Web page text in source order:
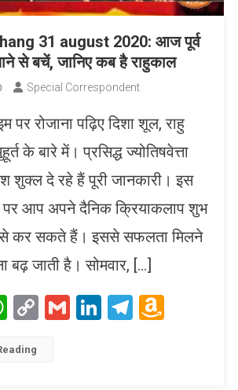
31 august 2020: आज पूर्व
से बचें, जानिए कब है राहुकाल
Special Correspondent
पर रोजाना पढ़िए दिशा शूल, राहु
के बारे में। प्रसिद्ध ज्योतिषवेत्ता
शुक्ल दे रहे हैं पूरी जानकारी। इस
आप अपने दैनिक क्रियाकलाप शुभ
से कर सकते हैं। इससे सफलता मिलने
बढ़ जाती है। सोमवार, […]
WhatsApp
CopyGmailLinkedIn
Telegram